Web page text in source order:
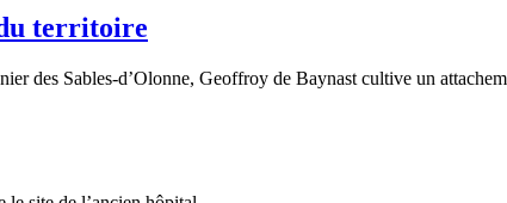
territoire
des Sables-d’Olonne, Geoffroy de Baynast cultive un